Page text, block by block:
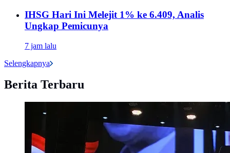
IHSG Hari Ini Melejit 1% ke 6.409, Analis
Ungkap Pemicunya
7 jam lalu
Selengkapnya
Berita Terbaru